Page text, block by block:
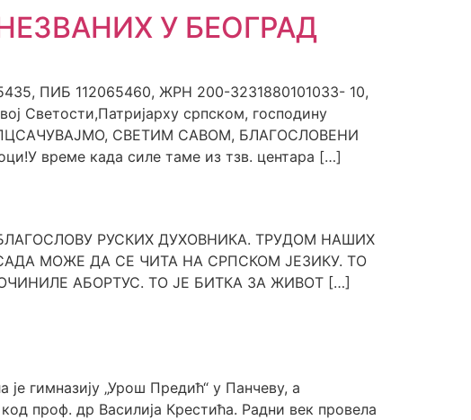
У БЕОГРАД
ПИБ 112065460, ЖРН 200-3231880101033- 10,
Светости,Патријарху српском, господину
СПЦСАЧУВАЈМО, СВЕТИМ САВОМ, БЛАГОСЛОВЕНИ
време када силе таме из тзв. центара […]
РУСКИХ ДУХОВНИКА. ТРУДОМ НАШИХ
МОЖЕ ДА СЕ ЧИТА НА СРПСКОМ ЈЕЗИКУ. ТО
АБОРТУС. ТО ЈЕ БИТКА ЗА ЖИВОТ […]
гимназију „Урош Предић“ у Панчеву, а
проф. др Василија Крестића. Радни век провела